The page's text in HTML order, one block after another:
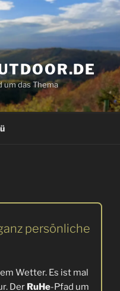
um das Thema
persönliche
Wetter. Es ist mal
Der RuHe-Pfad um